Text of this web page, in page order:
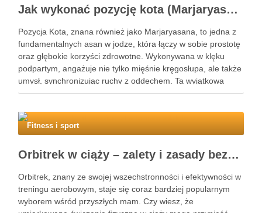
Jak wykonać pozycję kota (Marjaryasana) i jakie ma korzyści?
Pozycja Kota, znana również jako Marjaryasana, to jedna z
fundamentalnych asan w jodze, która łączy w sobie prostotę
oraz głębokie korzyści zdrowotne. Wykonywana w klęku
podpartym, angażuje nie tylko mięśnie kręgosłupa, ale także
umysł, synchronizując ruchy z oddechem. Ta wyjątkowa
praktyka nie tylko poprawia elastyczność ciała, ale również
Fitness i sport
Orbitrek w ciąży – zalety i zasady bezpiecznych ćwiczeń
Orbitrek, znany ze swojej wszechstronności i efektywności w
treningu aerobowym, staje się coraz bardziej popularnym
wyborem wśród przyszłych mam. Czy wiesz, że